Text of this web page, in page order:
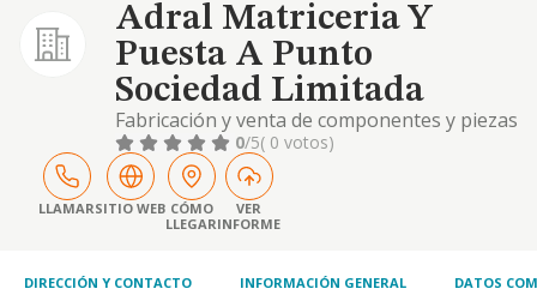
Adral Matriceria Y
Puesta A Punto
Sociedad Limitada
Fabricación y venta de componentes y piezas
de vehículos de motor.
0/5( 0 votos)
LLAMARSITIO WEB CÓMO
LLEGAR
VER
INFORME
DIRECCIÓN Y CONTACTO INFORMACIÓN GENERAL DATOS